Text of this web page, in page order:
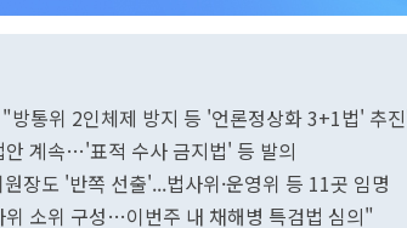
방통위 2인체제 방지 등 '언론정상화 3+1법' 추
안 계속…'표적 수사 금지법' 등 발의
장도 '반쪽 선출'...법사위·운영위 등 11곳 임명
소위 구성…이번주 내 채해병 특검법 심의"